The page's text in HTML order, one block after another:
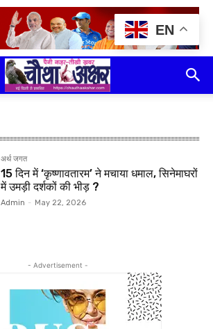
अर्थ जगत
15 दिन में ‘कृष्णावतारम’ ने मचाया धमाल, सिनेमाघरों
में उमड़ी दर्शकों की भीड़ ?
Admin - May 22, 2026
- Advertisement -
EN